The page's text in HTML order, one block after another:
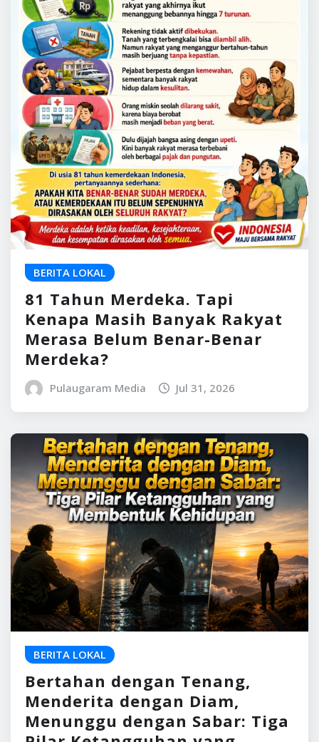
BERITA LOKAL
81 Tahun Merdeka. Tapi
Kenapa Masih Banyak Rakyat
Merasa Belum Benar-Benar
Merdeka?
Pulaugaram Media Jul 31, 2026
BERITA LOKAL
Bertahan dengan Tenang,
Menderita dengan Diam,
Menunggu dengan Sabar: Tiga